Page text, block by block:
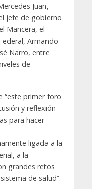
Juan,
jefe de gobierno
Mancera, el
Armando
Narro, entre
de
“este primer foro
y reflexión
para hacer
ligada a la
a la
grandes retos
de salud”.